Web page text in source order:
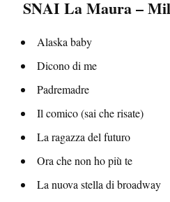
SNAI La Maura –
Alaska baby
Dicono di me
Padremadre
Il comico (sai che risate)
La ragazza del futuro
Ora che non ho più te
La nuova stella di broadway